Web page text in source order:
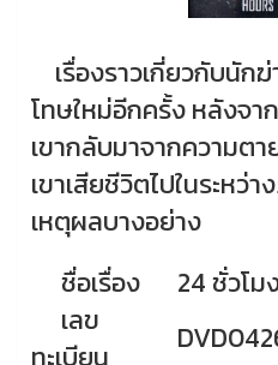
เรื่องราวเกี่ยวกับนัก
โทษใหม่อีกครั้ง หลังจา
เขากลับมาจากความต
เขาเสียชีวิตไปในระหว่
เหตุผลบางอย่าง
ชื่อเรื่อง
24 ชั่วโม
เลข